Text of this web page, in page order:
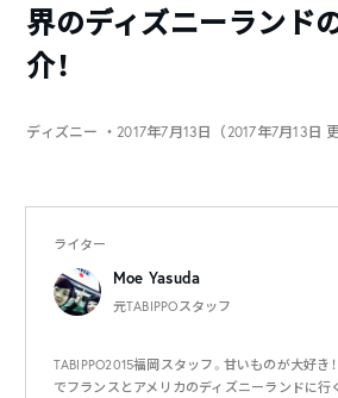
界のディズニーランド
介！
ディズニー ・2017年7月13日（2017年7月13日 更
ライター
Moe Yasuda
元TABIPPOスタッフ
TABIPPO2015福岡スタッフ。甘いものが大好き
でフランスとアメリカのディズニーランドに行